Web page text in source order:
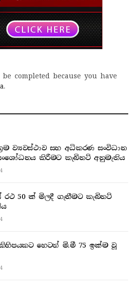
completed because you have
.
ව්‍යවස්ථාව සහ අධිකරණ සංවිධාන
කිරීමට කැබිනට් අනුමැතිය
රථ 50 ක් මිලදී ගැනීමට කැබිනට්
කිහිපයකට හෙටත් මි.මී 75 ඉක්ම වූ